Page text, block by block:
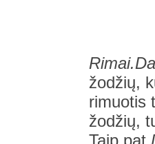
žodžių,
rimuotis
žodžių,
Taip pat